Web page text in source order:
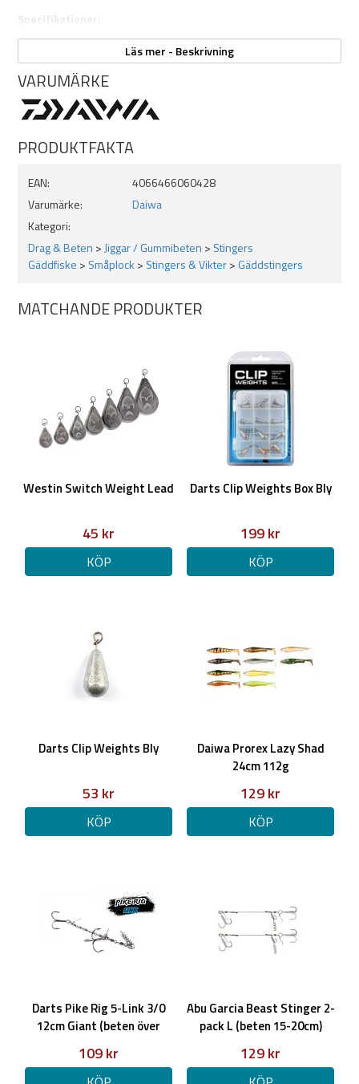
Specifikationer:
3/0 fram 2/0 bak, passar beten ca 20-30cm
Läs mer - Beskrivning
VARUMÄRKE
PRODUKTFAKTA
EAN:
4066466060428
Varumärke:
Daiwa
Kategori:
Drag & Beten > Jiggar / Gummibeten > Stingers
Gäddfiske > Småplock > Stingers & Vikter> Gäddstingers
MATCHANDE PRODUKTER
Westin Switch Weight Lead
45 kr
KÖP
Darts Clip Weights Box Bly
199 kr
KÖP
Darts Clip Weights Bly
53 kr
KÖP
Daiwa Prorex Lazy Shad
24cm 112g
129 kr
KÖP
Darts Pike Rig 5-Link 3/0
12cm Giant (beten över
109 kr
Abu Garcia Beast Stinger 2-
pack L (beten 15-20cm)
129 kr